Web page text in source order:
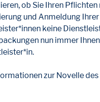
ob Sie Ihren
und Anmeldung
keine
nun immer
zur Novelle